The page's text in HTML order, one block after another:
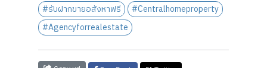
#รับฝากขายอสังหาฟรี
#Centralhomeproperty
#Agencyforrealestate